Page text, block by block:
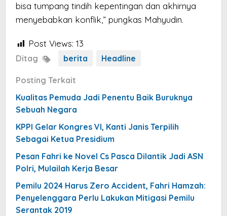
bisa tumpang tindih kepentingan dan akhirnya
menyebabkan konflik,” pungkas Mahyudin.
Post Views: 13
Ditag berita Headline
Posting Terkait
Kualitas Pemuda Jadi Penentu Baik Buruknya
Sebuah Negara
KPPI Gelar Kongres VI, Kanti Janis Terpilih
Sebagai Ketua Presidium
Pesan Fahri ke Novel Cs Pasca Dilantik Jadi ASN
Polri, Mulailah Kerja Besar
Pemilu 2024 Harus Zero Accident, Fahri Hamzah:
Penyelenggara Perlu Lakukan Mitigasi Pemilu
Serantak 2019